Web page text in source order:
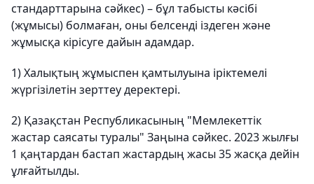
стандарттарына сәйкес) – бұл табысты кәсібі
(жұмысы) болмаған, оны белсенді іздеген және
жұмысқа кірісуге дайын адамдар.
1) Халықтың жұмыспен қамтылуына іріктемелі
жүргізілетін зерттеу деректері.
2) Қазақстан Республикасының "Мемлекеттік
жастар саясаты туралы" Заңына сәйкес. 2023 жылғы
1 қаңтардан бастап жастардың жасы 35 жасқа дейін
ұлғайтылды.